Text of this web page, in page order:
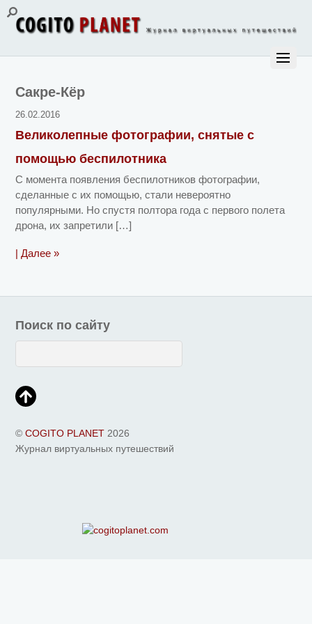
Сакре-Кёр
26.02.2016
Великолепные фотографии, снятые с
помощью беспилотника
С момента появления беспилотников фотографии,
сделанные с их помощью, стали невероятно
популярными. Но спустя полтора года с первого полета
дрона, их запретили […]
| Далее »
Поиск по сайту
©COGITO PLANET 2026
Журнал виртуальных путешествий